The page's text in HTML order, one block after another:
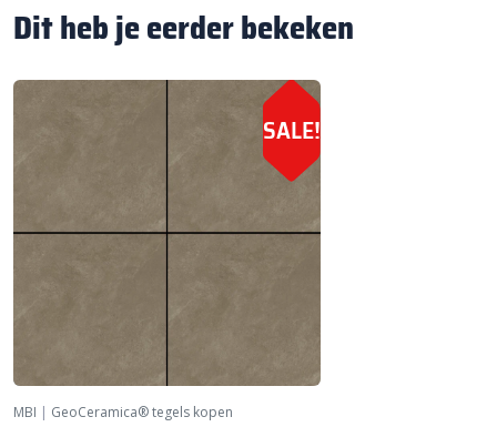
Dit heb je eerder bekeken
SALE!
MBI | GeoCeramica® tegels kopen